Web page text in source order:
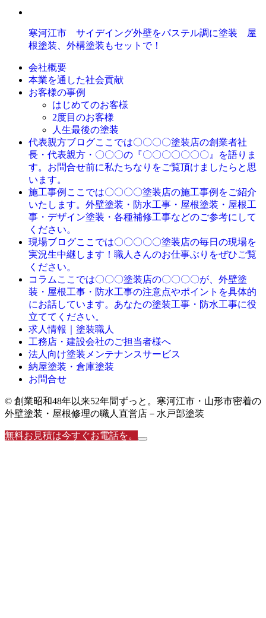
寒河江市 サイデイング外壁をパステル調に塗装 屋
根塗装、外構塗装もセットで！
会社概要
本業を通した社会貢献
お客様の事例
はじめてのお客様
2度目のお客様
人生最後の塗装
代表親方ブログここでは〇〇〇〇塗装店の創業者社
長・代表親方・〇〇〇の『〇〇〇〇〇〇〇』を語りま
す。お問合せ前に私たちなりをご覧頂けましたらと思
います。
施工事例 ここでは〇〇〇〇塗装店の施工事例をご紹介
いたします。外壁塗装・防水工事・屋根塗装・屋根工
事・デザイン塗装・各種補修工事などのご参考にして
ください。
現場ブログここでは〇〇〇〇〇塗装店の毎日の現場を
実況生中継します！職人さんのお仕事ぶりをぜひご覧
ください。
コラム ここでは〇〇〇塗装店の〇〇〇〇が、外壁塗
装・屋根工事・防水工事の注意点やポイントを具体的
にお話しています。あなたの塗装工事・防水工事に役
立ててください。
求人情報｜塗装職人
工務店・建設会社のご担当者様へ
法人向け塗装メンテナンスサービス
納屋塗装・倉庫塗装
お問合せ
© 創業昭和48年以来52年間ずっと。寒河江市・山形市密着の
外壁塗装・屋根修理の職人直営店－水戸部塗装
無料お見積は今すぐお電話を。